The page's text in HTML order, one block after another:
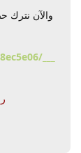
1
/
2
والآن نترك
___